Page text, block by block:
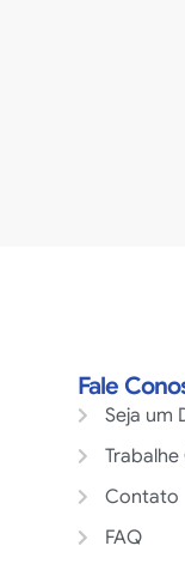
Fale
Seja um
Contato
FAQ